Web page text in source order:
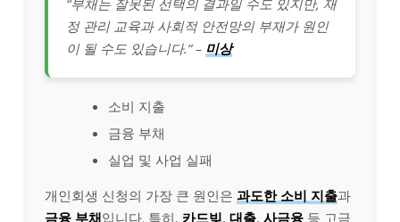
정 관리 교육과 사회적 안전망의 부재가 원인
이 될 수도 있습니다.” – 미상
소비 지출
금융 부채
실업 및 사업 실패
개인회생 신청의 가장 큰 원인은 과도한 소비 지출과
금융 부채입니다. 특히, 카드빚, 대출, 사금융 등 고금